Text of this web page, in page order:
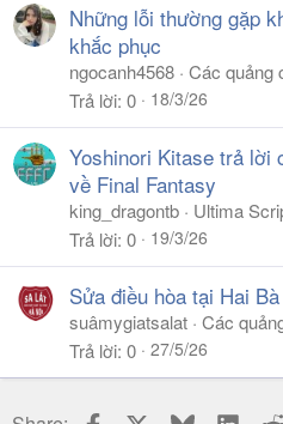
Những lỗi thường gặp
khắc phục
ngocanh4568 Các quảng
Trả lời 0 18/3/26
Yoshinori Kitase trả lời
về Final Fantasy
king_dragontb
Ultima
Trả lời 0 19/3/26
Sửa điều hòa tại Hai
suâmygiatsalat Các
Trả lời 0 27/5/26